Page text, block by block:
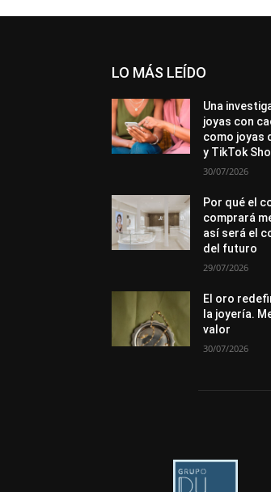
LO MÁS LEÍDO
Una
joyas con
como joyas
y TikTok
30/07/2026
Por qué el
comprará
así será el
del futuro
29/07/2026
El oro
la joyería.
valor
30/07/2026